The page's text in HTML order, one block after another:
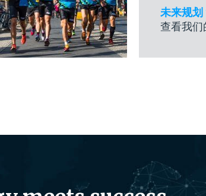
未来规划
查看我们